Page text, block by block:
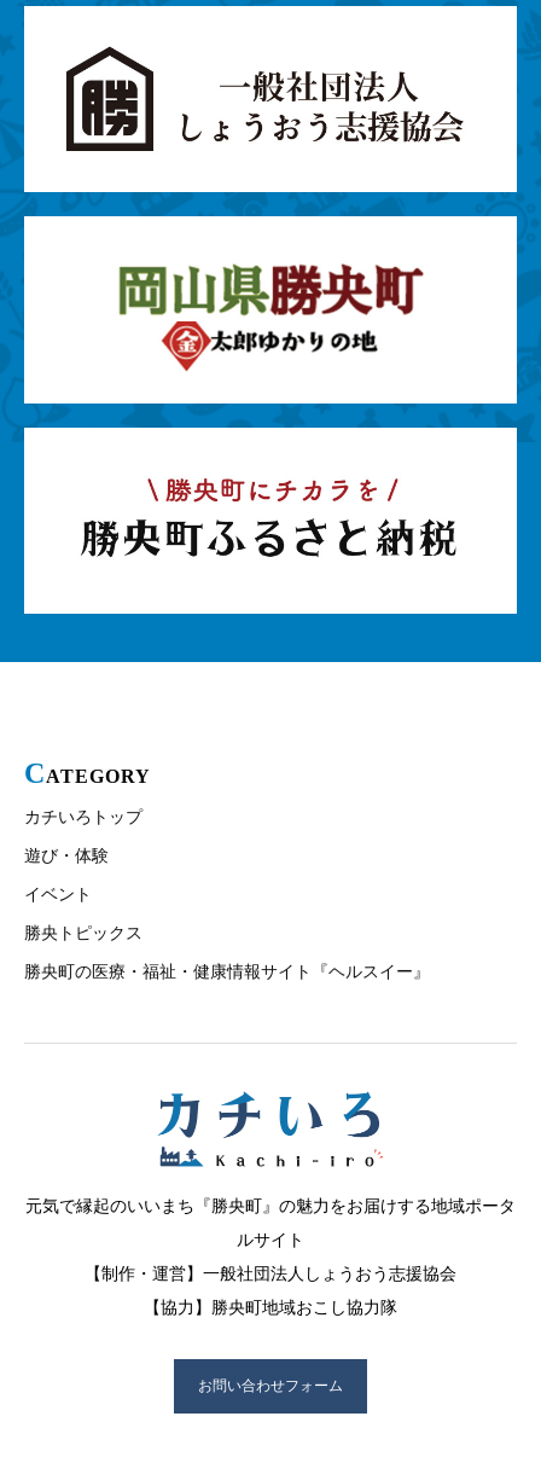
CATEGORY
カチいろトップ
遊び・体験
イベント
勝央トピックス
勝央町の医療・福祉・健康情報サイト『ヘルスイー』
元気で縁起のいいまち『勝央町』の魅力をお届けする地域ポータ
ルサイト
【制作・運営】一般社団法人しょうおう志援協会
【協力】勝央町地域おこし協力隊
お問い合わせフォーム